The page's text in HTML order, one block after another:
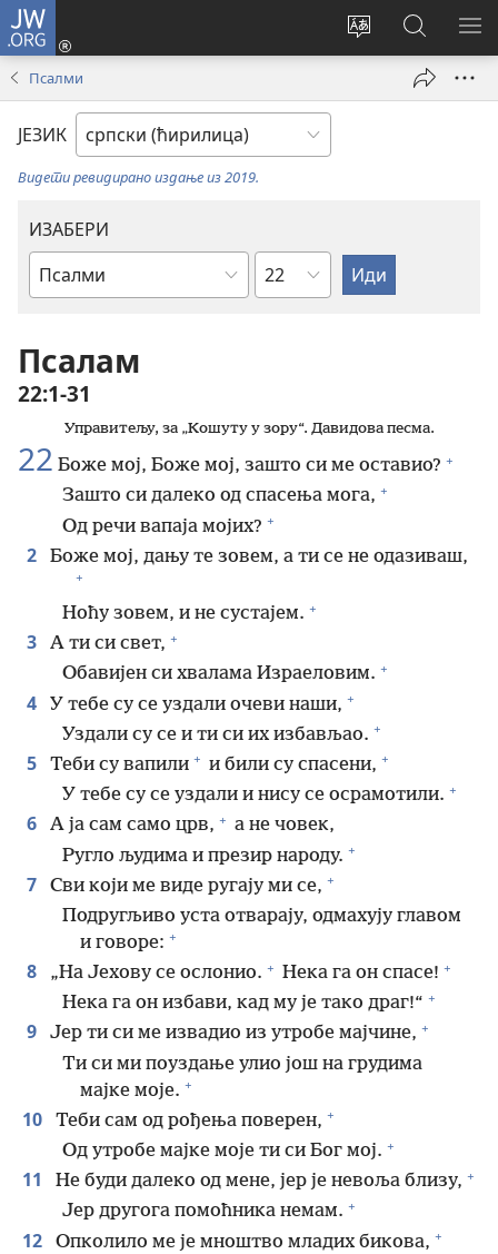
JW.ORG
Промени
Пријава
(отвара
Претрага
сајта
JW.ORG
Псалми
ЈЕЗИК
Видети ревидирано издање из 2019.
ИЗАБЕРИ
Библијска
Поглавље
Псалам
22:1-31
Управитељу, за „Кошуту у зору“. Давидова песма.
22 Боже мој, Боже мој, зашто си ме оставио? +
Зашто си далеко од спасења мога, +
Од речи вапаја мојих? +
2 Боже мој, дању те зовем, а ти се не одазиваш,
+
Ноћу зовем, и не сустајем. +
3 А ти си свет, +
Обавијен си хвалама Израеловим. +
4 У тебе су се уздали очеви наши, +
Уздали су се и ти си их избављао. +
5 Теби су вапили + и били су спасени, +
У тебе су се уздали и нису се осрамотили. +
6 А ја сам само црв, + а не човек,
Ругло људима и презир народу. +
7 Сви који ме виде ругају ми се, +
Подругљиво уста отварају, одмахују главом
и говоре: +
8 „На Јехову се ослонио. + Нека га он спасе! +
Нека га он избави, кад му је тако драг!“ +
9 Јер ти си ме извадио из утробе мајчине, +
Ти си ми поуздање улио још на грудима
мајке моје. +
10 Теби сам од рођења поверен, +
Од утробе мајке моје ти си Бог мој. +
11 Не буди далеко од мене, јер је невоља близу, +
Јер другога помоћника немам. +
12 Опколило ме је мноштво младих бикова, +